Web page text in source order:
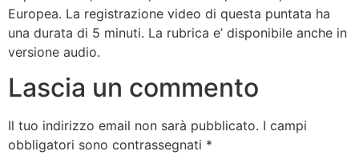
Europea. La registrazione video di questa puntata ha
una durata di 5 minuti. La rubrica e’ disponibile anche in
versione audio.
Lascia un commento
Il tuo indirizzo email non sarà pubblicato. I campi
obbligatori sono contrassegnati *